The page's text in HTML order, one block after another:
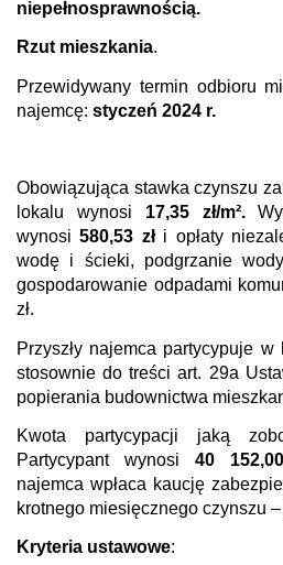
niepełnosprawnością.
Rzut mieszkania.
Przewidywany termin odbioru
najemcę: styczeń 2024 r.
Obowiązująca stawka czynszu
lokalu wynosi 17,35 zł/m².
wynosi580,53 złi opłaty
wodę i ścieki, podgrzanie
gospodarowanie odpadami
zł.
Przyszły najemca partycypuje
stosownie do treści art. 29a
popierania budownictwa
Kwota partycypacji jaką
Partycypant wynosi 40
najemca wpłaca kaucję
krotnego miesięcznego czynszu –
Kryteria ustawowe: